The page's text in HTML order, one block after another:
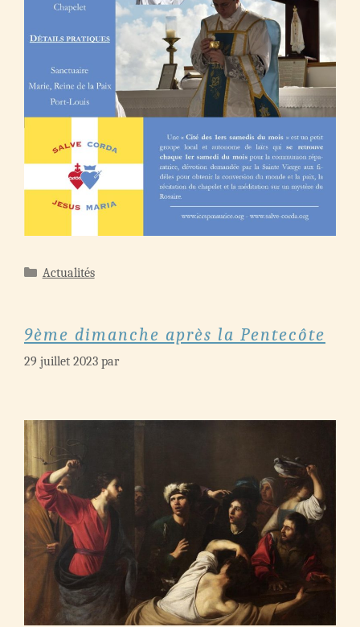
Catégories
Actualités
9ème dimanche après la Pentecôte
29 juillet 2023 par